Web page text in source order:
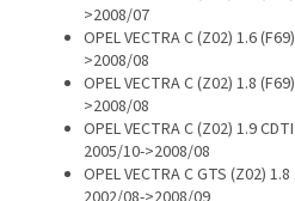
>2008/07
OPEL VECTRA C (Z02) 1.6
>2008/08
OPEL VECTRA C (Z02) 1.8
>2008/08
OPEL VECTRA C (Z02) 1.9
2005/10->2008/08
OPEL VECTRA C GTS (Z02)